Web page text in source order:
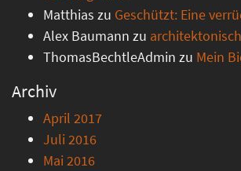
Matthias zu Geschützt: Eine
Alex Baumann zu
ThomasBechtleAdmin zu Mein
Archiv
April 2017
Juli 2016
Mai 2016